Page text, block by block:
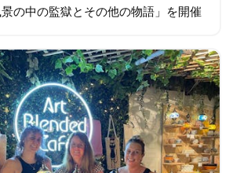
の中の監獄とその他の物語」を開催